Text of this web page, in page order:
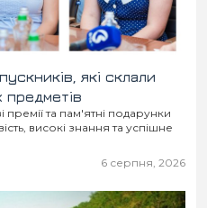
які склали
предметів
та пам'ятні подарунки
високі знання та успішне
6 серпня, 2026